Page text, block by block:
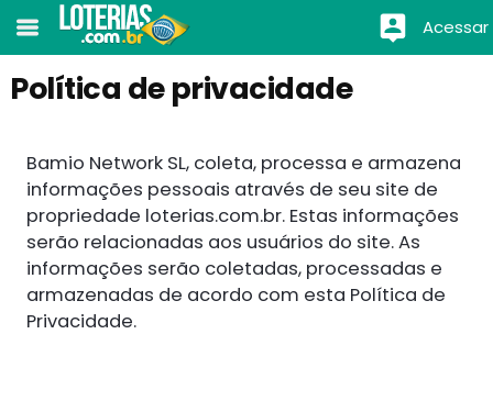
Acessar
Política de privacidade
Bamio Network SL, coleta, processa e armazena
informações pessoais através de seu site de
propriedade loterias.com.br. Estas informações
serão relacionadas aos usuários do site. As
informações serão coletadas, processadas e
armazenadas de acordo com esta Política de
Privacidade.